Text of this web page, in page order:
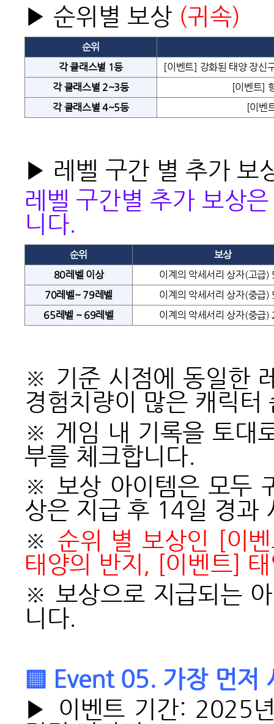
▶ 순위별 보상 (귀속)
순위
각 클래스별 1등
[이벤트] 강화된 태양 장신
각 클래스별 2~3등
[이벤트]
각 클래스별 4~5등
[이벤
▶ 레벨 구간 별 추가 보
레벨 구간별 추가 보상
니다.
순위
보상
80레벨 이상
이계의 악세서리 상자(고급)
70레벨~ 79레벨
이계의 악세서리 상자(중급)
65레벨 ~ 69레벨 이계의 악세서리 상자(중급)
※ 기준 시점에 동일한
경험치량이 많은 캐릭
※ 게임 내 기록을 토대
부를 체크합니다.
※ 보상 아이템은 모두
상은 지급 후 14일 경과
※ 순위 별 보상인 [이
태양의 반지, [이벤트]
※ 보상으로 지급되는
니다.
▒ Event 05. 가장 먼저
▶ 이벤트 기간: 2025